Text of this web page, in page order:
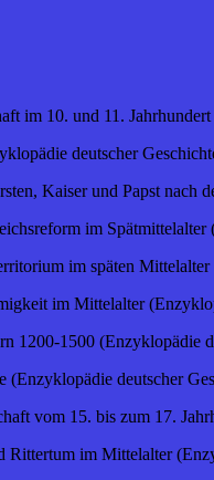
im 10. und 11.
deutscher
Kaiser und Papst nach
im
im späten
im Mittelalter
1200-1500 (Enzyklopädie
deutscher
vom 15. bis zum 17.
im Mittelalter